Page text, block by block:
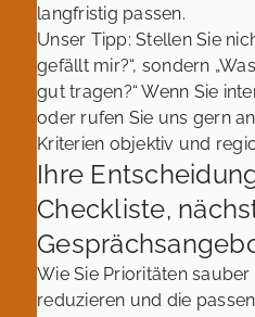
langfristig passen.
Unser Tipp: Stellen Sie
gefällt mir?“, sondern
gut tragen?“ Wenn Sie
oder rufen Sie uns gern
Kriterien objektiv und
Ihre
Checkliste,
Wie Sie Prioritäten
reduzieren und die